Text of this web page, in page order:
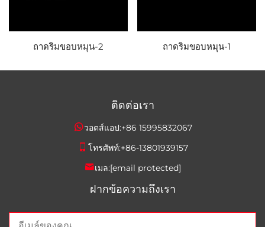
ถาดริมขอบหมุน-2 ถาดริมขอบหมุน-1
ติดต่อเรา
วอตส์แอป:+86 15995832067
โทรศัพท์:+86-13801939157
เมล:[email protected]
ฝากข้อความถึงเรา